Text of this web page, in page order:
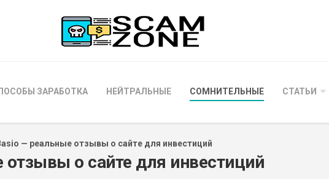
ЗАРАБОТКА НЕЙТРАЛЬНЫЕ СОМНИТЕЛЬНЫЕ СТАТЬИ
— реальные отзывы о сайте для инвестиций
о сайте для инвестиций